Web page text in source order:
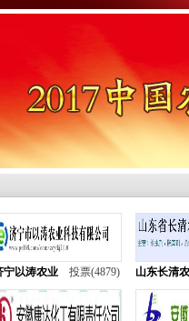
宁以涛农业 投票(4879) 山东长清